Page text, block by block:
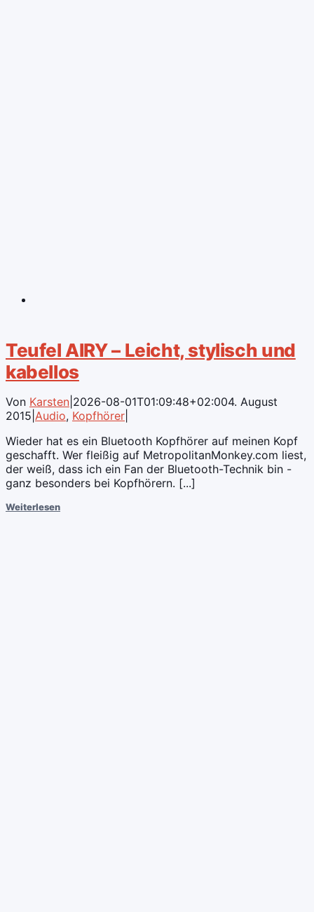
Teufel AIRY – Leicht, stylisch und
kabellos
Von Karsten 2026-08-01T01:09:48+02:004. August
2015 Audio, Kopfhörer
Wieder hat es ein Bluetooth Kopfhörer auf meinen Kopf
geschafft. Wer fleißig auf MetropolitanMonkey.com liest,
der weiß, dass ich ein Fan der Bluetooth-Technik bin -
ganz besonders bei Kopfhörern. [...]
Weiterlesen